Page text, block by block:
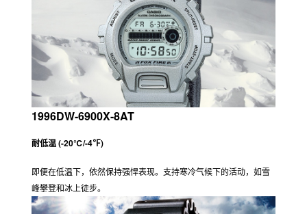
1996DW-6900X-8AT
耐低温 (-20℃/-4℉)
即便在低温下，依然保持强悍表现。支持寒冷气候下的活动，如雪
峰攀登和冰上徒步。